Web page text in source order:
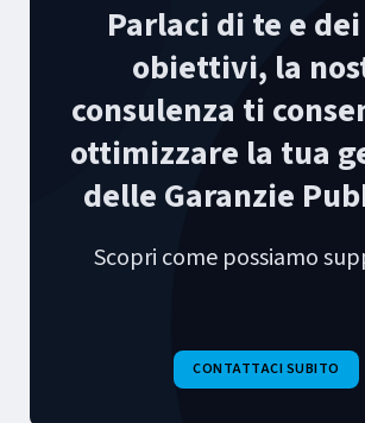
Parlaci di te e
obiettivi, la
consulenza ti
ottimizzare la tua
delle Garanzie
Scopri come possiamo
CONTATTACI SUBITO